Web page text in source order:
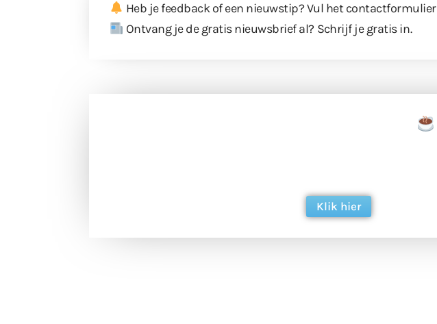
Heb je feedback of een nieuwstip? Vul het contactformulier
Ontvang je de gratis nieuwsbrief al? Schrijf je gratis in.
Klik hier